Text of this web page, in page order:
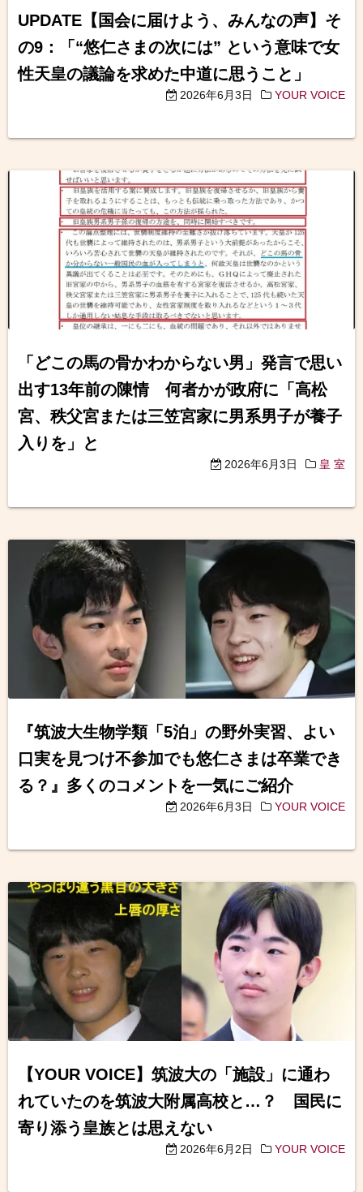
UPDATE【国会に届けよう、みんなの声】そ
の9：「“悠仁さまの次には” という意味で女
性天皇の議論を求めた中道に思うこと」
2026年6月3日 YOUR VOICE
「どこの馬の骨かわからない男」発言で思い
出す13年前の陳情 何者かが政府に「高松
宮、秩父宮または三笠宮家に男系男子が養子
入りを」と
2026年6月3日 皇 室
『筑波大生物学類「5泊」の野外実習、よい
口実を見つけ不参加でも悠仁さまは卒業でき
る？』多くのコメントを一気にご紹介
2026年6月3日 YOUR VOICE
【YOUR VOICE】筑波大の「施設」に通わ
れていたのを筑波大附属高校と…？ 国民に
寄り添う皇族とは思えない
2026年6月2日 YOUR VOICE